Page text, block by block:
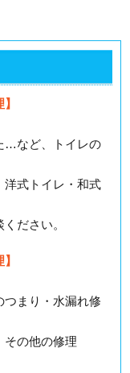
水漏れのトラブ
ら
…など、トイレの
洋式トイレ・和式
ださい。
つまり・水漏れ修
その他の修理